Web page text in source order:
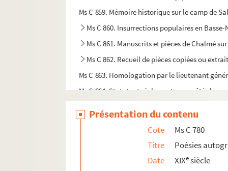
Ms C 859. Mémoire historique sur le camp de
Ms C 860. Insurrections populaires en
Ms C 861. Manuscrits et pièces de Chalmé
Ms C 862. Recueil de pièces copiées ou
Ms C 863. Homologation par le lieutenant
Ms C 864. Statuts et règlements ce arrêtés les
Ms C 866. Supplique des habitants du quartier
Présentation du contenu
Cote
Ms C 780
Titre
Poésies
Date
XIXesiècle